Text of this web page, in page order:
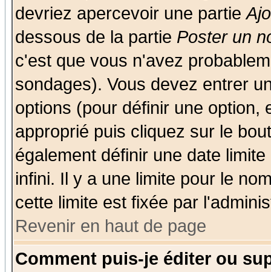
devriez apercevoir une partie
dessous de la partie Poster un
c'est que vous n'avez
sondages). Vous devez entrer
options (pour définir une option,
approprié puis cliquez sur le
également définir une date
infini. Il y a une limite pour le
cette limite est fixée par
Revenir en haut de page
Comment puis-je éditer ou